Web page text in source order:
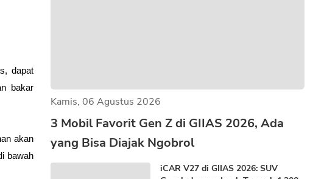
dapat
bakar
akan
bawah
Kamis, 06 Agustus 2026
3 Mobil Favorit Gen Z di GIIAS 2026, Ada
yang Bisa Diajak Ngobrol
iCAR V27 di GIIAS 2026: SUV